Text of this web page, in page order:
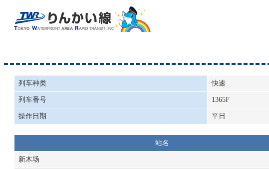
列车种类 快速
列车番号 1365F
操作日期 平日
站名
新木场